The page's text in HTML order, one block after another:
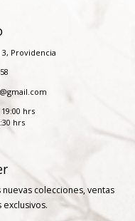
3, Providencia
hrs
hrs
colecciones, ventas